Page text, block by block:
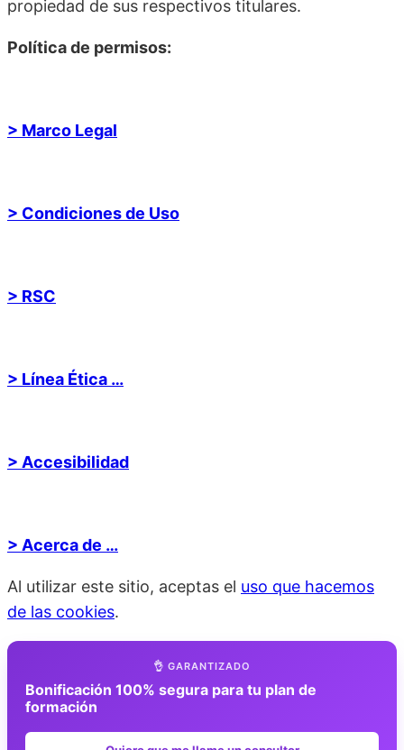
propiedad de sus respectivos titulares.
Política de permisos:
> Marco Legal
> Condiciones de Uso
> RSC
> Línea Ética …
> Accesibilidad
> Acerca de …
Al utilizar este sitio, aceptas el uso que hacemos
de las cookies.
👌 GARANTIZADO
Bonificación 100% segura para tu plan de
formación